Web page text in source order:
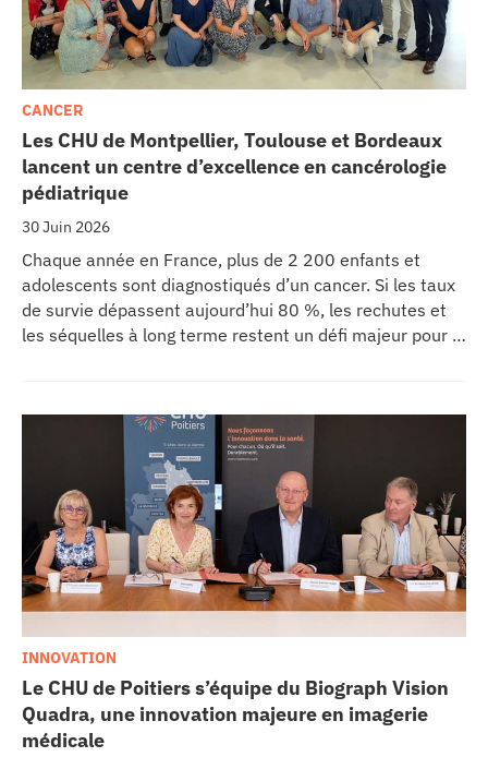
Les CHU de Montpellier, Toulouse et Bordeaux
lancent un centre d’excellence en cancérologie
pédiatrique
30 Juin 2026
CANCER
Chaque année en France, plus de 2 200 enfants et
adolescents sont diagnostiqués d’un cancer. Si les taux
de survie dépassent aujourd’hui 80 %, les rechutes et
les séquelles à long terme restent un défi majeur pour la
l’Oncopole Claudius Regaud et de leurs partenaires,
lancent CIRCLE, un centre de recherche d’excellence
dédié aux cancers pédiatriques.
Le CHU de Poitiers s’équipe du Biograph Vision
Quadra, une innovation majeure en imagerie
médicale
INNOVATION